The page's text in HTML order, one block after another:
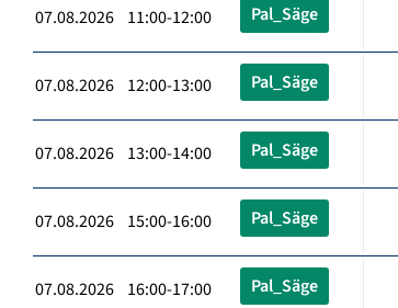
07.08.2026 11:00-12:00 Pal_Säge
07.08.2026 12:00-13:00 Pal_Säge
07.08.2026 13:00-14:00 Pal_Säge
07.08.2026 15:00-16:00 Pal_Säge
07.08.2026 16:00-17:00 Pal_Säge